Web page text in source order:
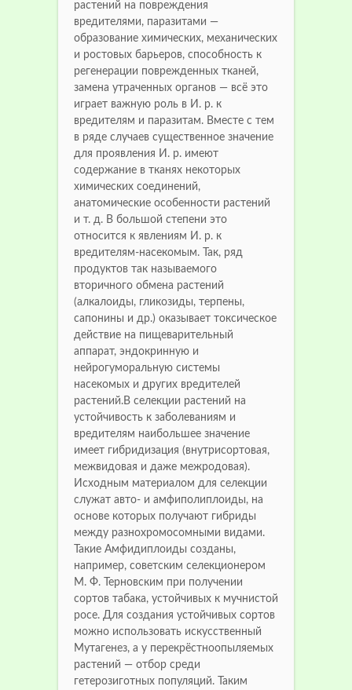
растений на повреждения
вредителями, паразитами —
образование химических, механических
и ростовых барьеров, способность к
регенерации поврежденных тканей,
замена утраченных органов — всё это
играет важную роль в И. р. к
вредителям и паразитам. Вместе с тем
в ряде случаев существенное значение
для проявления И. р. имеют
содержание в тканях некоторых
химических соединений,
анатомические особенности растений
и т. д. В большой степени это
относится к явлениям И. р. к
вредителям-насекомым. Так, ряд
продуктов так называемого
вторичного обмена растений
(алкалоиды, гликозиды, терпены,
сапонины и др.) оказывает токсическое
действие на пищеварительный
аппарат, эндокринную и
нейрогуморальную системы
насекомых и других вредителей
растений.В селекции растений на
устойчивость к заболеваниям и
вредителям наибольшее значение
имеет гибридизация (внутрисортовая,
межвидовая и даже межродовая).
Исходным материалом для селекции
служат авто- и амфиполиплоиды, на
основе которых получают гибриды
между разнохромосомными видами.
Такие Амфидиплоиды созданы,
например, советским селекционером
М. Ф. Терновским при получении
сортов табака, устойчивых к мучнистой
росе. Для создания устойчивых сортов
можно использовать искусственный
Мутагенез, а у перекрёстноопыляемых
растений — отбор среди
гетерозиготных популяций. Таким